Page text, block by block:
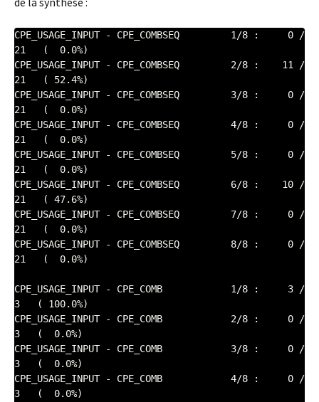
CPE_USAGE_INPUT - CPE_COMBSEQ         1/8 :     0 /
21   (  0.0%)
CPE_USAGE_INPUT - CPE_COMBSEQ         2/8 :    11 /
21   ( 52.4%)
CPE_USAGE_INPUT - CPE_COMBSEQ         3/8 :     0 /
21   (  0.0%)
CPE_USAGE_INPUT - CPE_COMBSEQ         4/8 :     0 /
21   (  0.0%)
CPE_USAGE_INPUT - CPE_COMBSEQ         5/8 :     0 /
21   (  0.0%)
CPE_USAGE_INPUT - CPE_COMBSEQ         6/8 :    10 /
21   ( 47.6%)
CPE_USAGE_INPUT - CPE_COMBSEQ         7/8 :     0 /
21   (  0.0%)
CPE_USAGE_INPUT - CPE_COMBSEQ         8/8 :     0 /
21   (  0.0%)
CPE_USAGE_INPUT - CPE_COMB            1/8 :     3 /
3   ( 100.0%)
CPE_USAGE_INPUT - CPE_COMB            2/8 :     0 /
3   (  0.0%)
CPE_USAGE_INPUT - CPE_COMB            3/8 :     0 /
3   (  0.0%)
CPE_USAGE_INPUT - CPE_COMB            4/8 :     0 /
3   (  0.0%)